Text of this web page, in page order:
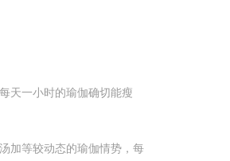
天一小时的瑜伽确切能瘦
加等较动态的瑜伽情势，每